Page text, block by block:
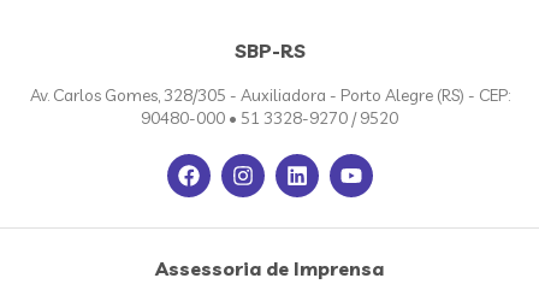
SBP-RS
Av. Carlos Gomes, 328/305 - Auxiliadora - Porto Alegre (RS) - CEP:
90480-000 • 51 3328-9270 / 9520
Assessoria de Imprensa